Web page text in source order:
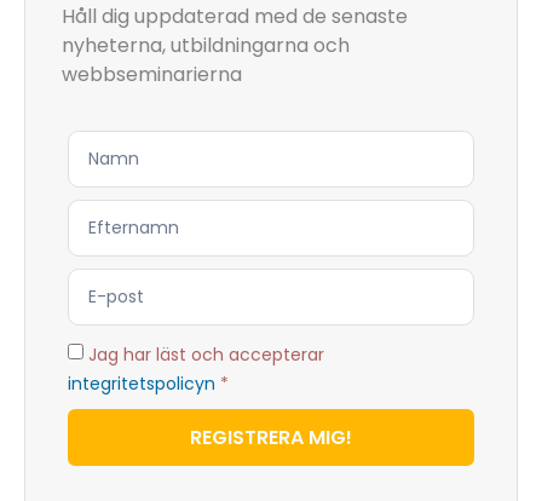
Håll dig uppdaterad med de senaste
nyheterna, utbildningarna och
webbseminarierna
Jag har läst och accepterar
integritetspolicyn *
REGISTRERA MIG!